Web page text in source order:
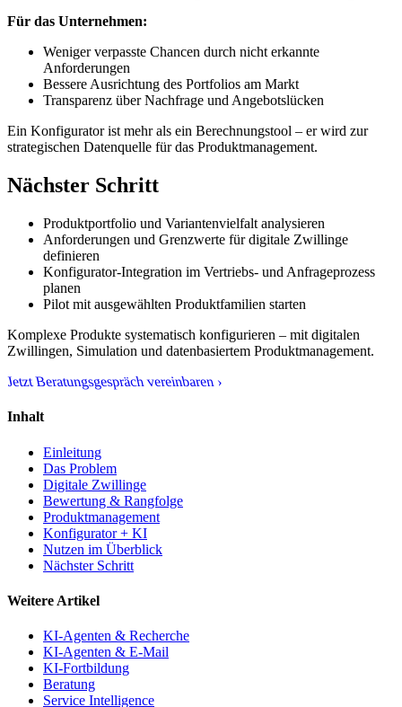
Für das Unternehmen:
Weniger verpasste Chancen durch nicht erkannte
Anforderungen
Bessere Ausrichtung des Portfolios am Markt
Transparenz über Nachfrage und Angebotslücken
Ein Konfigurator ist mehr als ein Berechnungstool – er wird zur
strategischen Datenquelle für das Produktmanagement.
Nächster Schritt
Produktportfolio und Variantenvielfalt analysieren
Anforderungen und Grenzwerte für digitale Zwillinge
definieren
Konfigurator-Integration im Vertriebs- und Anfrageprozess
planen
Pilot mit ausgewählten Produktfamilien starten
Komplexe Produkte systematisch konfigurieren – mit digitalen
Zwillingen, Simulation und datenbasiertem Produktmanagement.
Jetzt Beratungsgespräch vereinbaren ›
Inhalt
Einleitung
Das Problem
Digitale Zwillinge
Bewertung & Rangfolge
Produktmanagement
Konfigurator + KI
Nutzen im Überblick
Nächster Schritt
Weitere Artikel
KI-Agenten & Recherche
KI-Agenten & E-Mail
KI-Fortbildung
Beratung
Service Intelligence